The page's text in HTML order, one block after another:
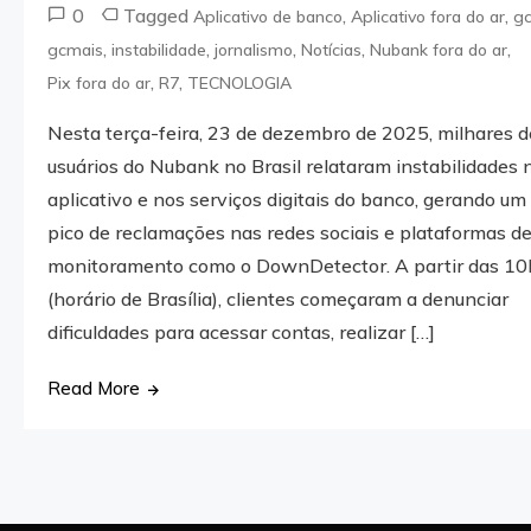
0 Tagged Aplicativo de banco Aplicativo fora do ar ,
gcmais ,instabilidade ,jornalismo ,Notícias ,Nubank fora do ar
Pix fora do ar ,R7 TECNOLOGIA
Nesta terça-feira, 23 de dezembro de 2025, milhares
usuários do Nubank no Brasil relataram instabilidades
aplicativo e nos serviços digitais do banco, gerando um
pico de reclamações nas redes sociais e plataformas de
monitoramento como o DownDetector. A partir das
(horário de Brasília), clientes começaram a denunciar
dificuldades para acessar contas, realizar […]
Read More